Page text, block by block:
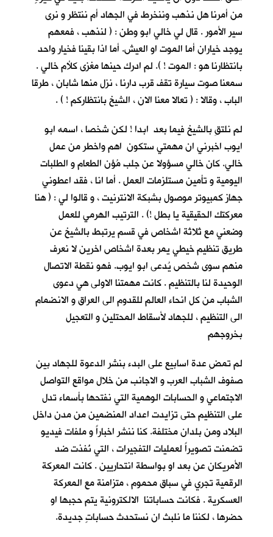
من أمرنا هل نذهب وننخرط في الجهاد أم ننتظر و نرى
سير الأمور . قال لي خالي ابو وطن : ( لنذهب ، فمعهم
يوجد خياران أما الموت او العيش. أما اذا بقينا فخيار واحد
بانتظارنا هو : الموت ! ). لم ادرك حينها مغزى كلأم خالي .
سمعنا صوت سيارة تقف قرب دارنا ، نزل منها شابان ، طرقا
الباب ، وقالا : ( تعالا معنا الان ، الشيخ بانتظاركم ! ) .
لم نلتقِ بالشيخ فيما بعد ابدا ! لكن شخصا ، اسمه ابو
ايوب اخبرني ان مهمتي ستكون اهم واخطر من عمل
خالي. كان خالي مسؤولا عن جلب مُؤن الطعام و الطلبات
اليومية و تأمين مستلزمات العمل . أما انا ، فقد اعطوني
جهاز كمبيوتر موصول بشبكة الانترنيت ، و قالوا لي : ( هنا
معركتك الحقيقية يا بطل !) . الترتيب الهرمي للعمل
وضعني مع ثلاثة اشخاص في قسم يرتبط بالشيخ عن
طريق تنظيم خيطي يمر بعدة اشخاص اخرين لا نعرف
منهم سوى شخص يُدعى ابو ايوب. فهو نقطة الاتصال
الوحيدة لنا بالتنظيم . كانت مهمتنا الاولى هي دعوى
الشباب من كل انحاء العالم للقدوم الى العراق و الانضمام
الى التنظيم ، للجهاد لأسقاط المحتلين و التعجيل
بخروجهم
لم تمضِ عدة اسابيع على البدء بنشر الدعوة للجهاد بين
صفوف الشباب العرب و الاجانب من خلال مواقع التواصل
الاجتماعي و الحسابات الوهمية التي نفتحها بأسماء تدل
على التنظيم حتى تزايدت اعداد المنضمين من مدن داخل
البلاد ومن بلدان مختلفة. كنا ننشر اخباراً و ملفات فيديو
تضمنت تصويراً لعمليات التفجيرات ، التي نُفذت ضد
الأمريكان عن بعد او بواسطة انتحاريين . كانت المعركة
الرقمية تجري في سباق محموم ، متزامنة مع المعركة
العسكرية . فكانت حساباتنا الالكترونية يتم حجبها او
حضرها ، لكننا ما نلبث ان نستحدث حساباتٍ جديدة.